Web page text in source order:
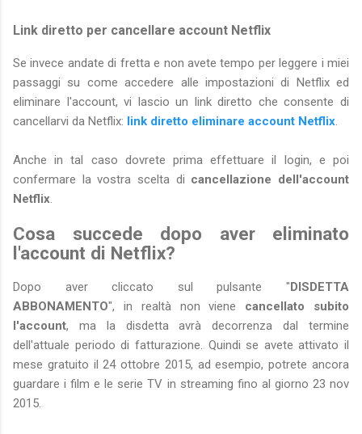
Link diretto per cancellare account Netflix
Se invece andate di fretta e non avete tempo per leggere i miei
passaggi su come accedere alle impostazioni di Netflix ed
eliminare l'account, vi lascio un link diretto che consente di
cancellarvi da Netflix: link diretto eliminare account Netflix.
Anche in tal caso dovrete prima effettuare il login, e poi
confermare la vostra scelta di cancellazione dell'account
Netflix.
Cosa succede dopo aver eliminato
l'account di Netflix?
Dopo aver cliccato sul pulsante " DISDETTA
ABBONAMENTO", in realtà non viene cancellato subito
l'account, ma la disdetta avrà decorrenza dal termine
dell'attuale periodo di fatturazione. Quindi se avete attivato il
mese gratuito il 24 ottobre 2015, ad esempio, potrete ancora
guardare i film e le serie TV in streaming fino al giorno 23 nov
2015.